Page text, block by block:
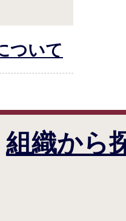
ついて
組織から